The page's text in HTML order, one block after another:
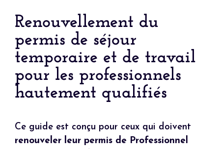
Renouvellement du
permis de séjour
temporaire et de travail
pour les professionnels
hautement qualifiés
Ce guide est conçu pour ceux qui doivent
renouveler leur permis de Professionnel